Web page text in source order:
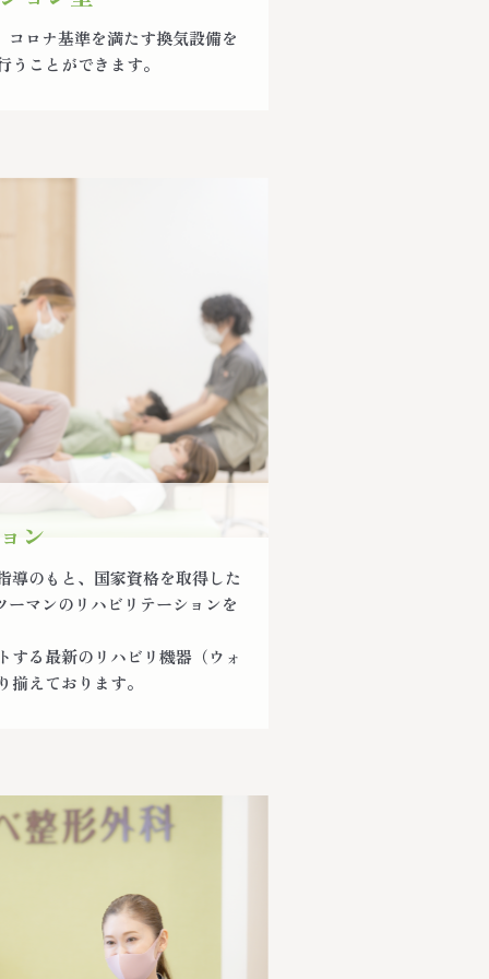
ロナ基準を満たす換気設備を
ことができます。
ン
導のもと、国家資格を取得した
マンのリハビリテーションを
する最新のリハビリ機器（ウォ
えております。